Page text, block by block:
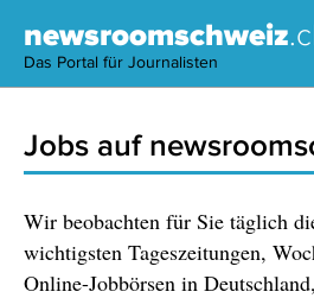
newsroomschweiz
Das Portal für Journalisten
Jobs auf
Wir beobachten für Sie täglich
wichtigsten Tageszeitungen,
Online-Jobbörsen in